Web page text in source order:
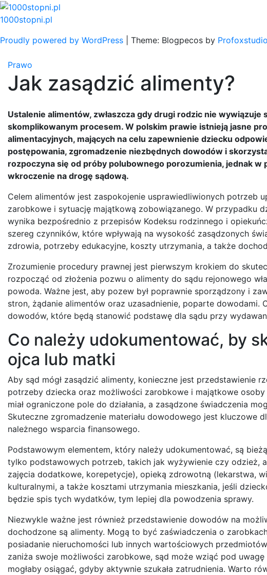
Skip
to
1000stopni.pl
Proudly powered by WordPress
Theme: Blogpecos by Profoxstudio
Prawo
Jak zasądzić alimenty?
Ustalenie alimentów, zwłaszcza gdy drugi rodzic nie
skomplikowanym procesem. W polskim prawie istnieją jasne
alimentacyjnych, mających na celu zapewnienie dziecku
postępowania, zgromadzenie niezbędnych dowodów i
rozpoczyna się od próby polubownego porozumienia, jednak w
wkroczenie na drogę sądową.
Celem alimentów jest zaspokojenie usprawiedliwionych potrzeb
zarobkowe i sytuację majątkową zobowiązanego. W przypadku
wynika bezpośrednio z przepisów Kodeksu rodzinnego i
szereg czynników, które wpływają na wysokość zasądzonych
zdrowia, potrzeby edukacyjne, koszty utrzymania, a także
Zrozumienie procedury prawnej jest pierwszym krokiem do
rozpocząć od złożenia pozwu o alimenty do sądu rejonowego
powoda. Ważne jest, aby pozew był poprawnie sporządzony i
stron, żądanie alimentów oraz uzasadnienie, poparte
dowodów, które będą stanowić podstawę dla sądu przy
Co należy udokumentować, by
ojca lub matki
Aby sąd mógł zasądzić alimenty, konieczne jest przedstawienie
potrzeby dziecka oraz możliwości zarobkowe i majątkowe
miał ograniczone pole do działania, a zasądzone świadczenia
Skuteczne zgromadzenie materiału dowodowego jest kluczowe
należnego wsparcia finansowego.
Podstawowym elementem, który należy udokumentować, są
tylko podstawowych potrzeb, takich jak wyżywienie czy odzież,
zajęcia dodatkowe, korepetycje), opieką zdrowotną (lekarstwa,
kulturalnymi, a także kosztami utrzymania mieszkania, jeśli
będzie spis tych wydatków, tym lepiej dla powodzenia sprawy.
Niezwykle ważne jest również przedstawienie dowodów na
dochodzone są alimenty. Mogą to być zaświadczenia o
posiadanie nieruchomości lub innych wartościowych
zaniża swoje możliwości zarobkowe, sąd może wziąć pod
mogłaby osiągać, gdyby aktywnie szukała zatrudnienia. Warto